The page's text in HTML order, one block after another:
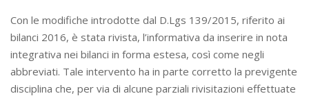
Con le modifiche introdotte dal D.Lgs 139/2015, riferito ai
bilanci 2016, è stata rivista, l’informativa da inserire in nota
integrativa nei bilanci in forma estesa, così come negli
abbreviati. Tale intervento ha in parte corretto la previgente
disciplina che, per via di alcune parziali rivisitazioni effettuate